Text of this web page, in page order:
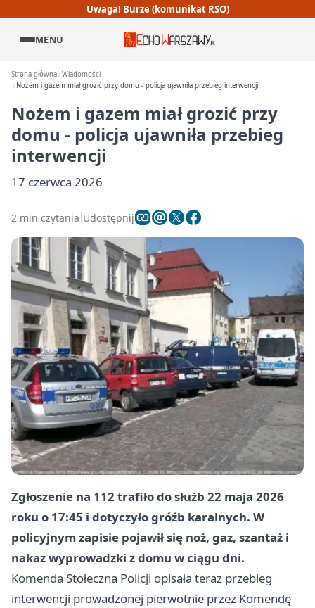
Uwaga! Burze (komunikat RSO)
MENU
Strona główna Wiadomości
Nożem i gazem miał grozić przy domu - policja ujawniła przebieg interwencji
Nożem i gazem miał grozić przy
domu - policja ujawniła przebieg
interwencji
17 czerwca 2026
2 min czytania Udostępnij
Zgłoszenie na 112 trafiło do służb 22 maja 2026
roku o 17:45 i dotyczyło gróźb karalnych. W
policyjnym zapisie pojawił się noż, gaz, szantaż i
nakaz wyprowadzki z domu w ciągu dni.
Komenda Stołeczna Policji opisała teraz przebieg
interwencji prowadzonej pierwotnie przez Komendę